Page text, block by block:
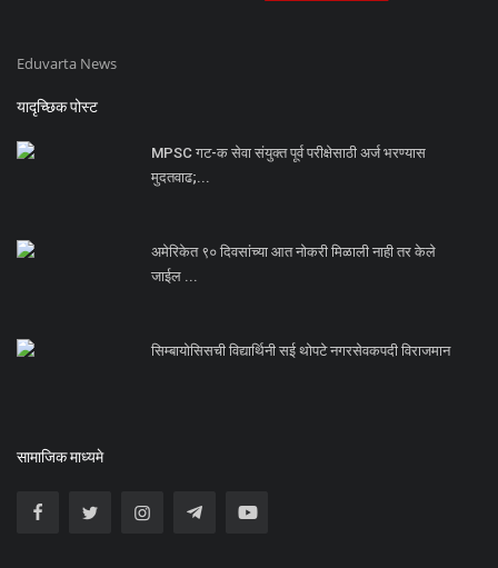
Eduvarta News
यादृच्छिक पोस्ट
MPSC गट-क सेवा संयुक्त पूर्व परीक्षेसाठी अर्ज भरण्यास
मुदतवाढ;...
अमेरिकेत ९० दिवसांच्या आत नोकरी मिळाली नाही तर केले
जाईल ...
सिम्बायोसिसची विद्यार्थिनी सई थोपटे नगरसेवकपदी विराजमान
सामाजिक माध्यमे